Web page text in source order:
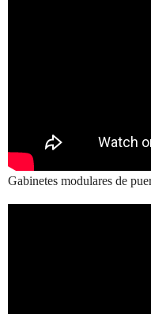
Gabinetes modulares de